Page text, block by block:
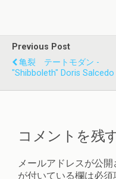
Previous Post
亀裂 テートモダン -
"Shibboleth" Doris Salcedo
コメントを残
メールアドレスが公開
が付いている欄は必須